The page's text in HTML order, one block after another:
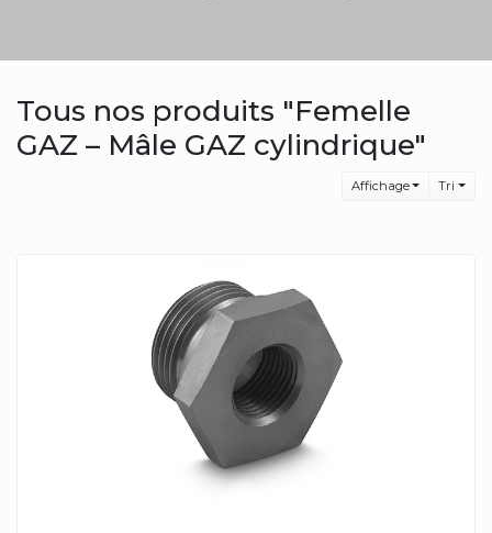
Tous nos produits "Femelle
GAZ – Mâle GAZ cylindrique"
Affichage Tri